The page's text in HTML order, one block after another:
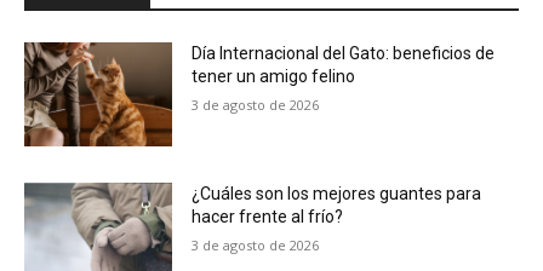
Día Internacional del Gato: beneficios de
tener un amigo felino
3 de agosto de 2026
¿Cuáles son los mejores guantes para
hacer frente al frío?
3 de agosto de 2026